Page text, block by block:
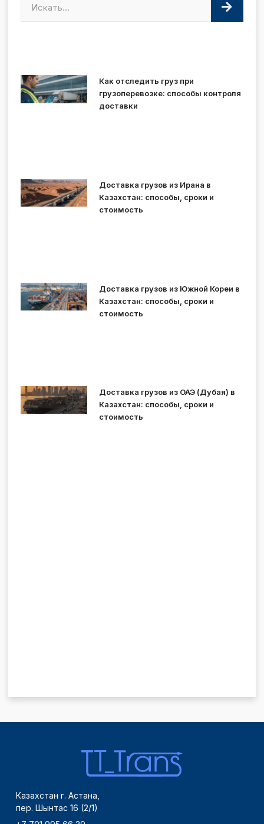
Как отследить груз при
грузоперевозке: способы контроля
доставки
Доставка грузов из Ирана в
Казахстан: способы, сроки и
стоимость
Доставка грузов из Южной Кореи в
Казахстан: способы, сроки и
стоимость
Доставка грузов из ОАЭ (Дубая) в
Казахстан: способы, сроки и
стоимость
Казахстан г. Астана,
пер. Шынтас 16 (2/1)